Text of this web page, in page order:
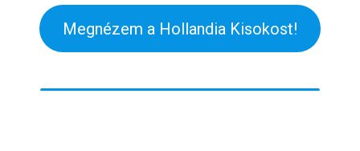
Megnézem a Hollandia Kisokost!